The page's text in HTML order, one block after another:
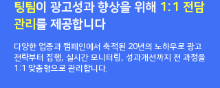
팅팀이 광고성과 향상을 위해 1:1 전담
관리 를 제공합니다
다양한 업종과 캠페인에서 축적된 20년의 노하우로 광고
전략부터 집행, 실시간 모니터링, 성과개선까지 전 과정을
1:1 맞춤형으로 관리합니다.